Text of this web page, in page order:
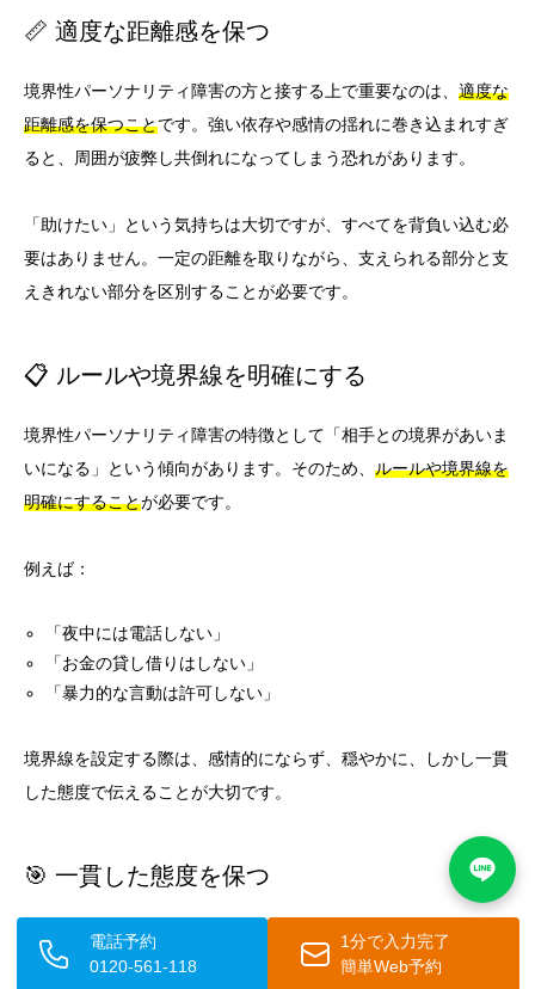
📏 適度な距離感を保つ
境界性パーソナリティ障害の方と接する上で重要なのは、 適度な
距離感を保つことです。強い依存や感情の揺れに巻き込まれすぎ
ると、周囲が疲弊し共倒れになってしまう恐れがあります。
「助けたい」という気持ちは大切ですが、すべてを背負い込む必
要はありません。一定の距離を取りながら、支えられる部分と支
えきれない部分を区別することが必要です。
📋 ルールや境界線を明確にする
境界性パーソナリティ障害の特徴として「相手との境界があいま
いになる」という傾向があります。そのため、 ルールや境界線を
明確にすることが必要です。
例えば：
「夜中には電話しない」
「お金の貸し借りはしない」
「暴力的な言動は許可しない」
境界線を設定する際は、感情的にならず、穏やかに、しかし一貫
した態度で伝えることが大切です。
🎯 一貫した態度を保つ
境界性パーソナリティ障害の方は、
周囲の人の態度の変化に非常
に敏感
です。昨日は許容されたことが今日は許容されない、とい
電話予約
0120-561-118
1分で入力完了
簡単Web予約